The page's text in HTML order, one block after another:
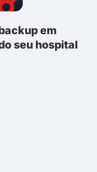
em
seu hospital